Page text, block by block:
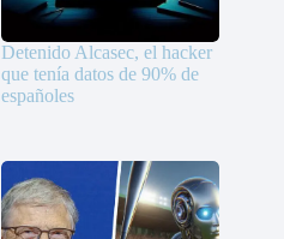
Detenido Alcasec, el hacker
que tenía datos de 90% de
españoles